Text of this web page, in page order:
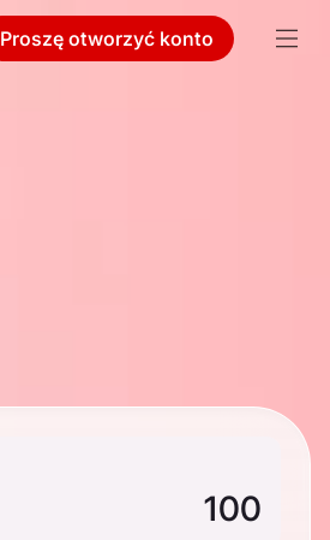
Proszę otworzyć konto